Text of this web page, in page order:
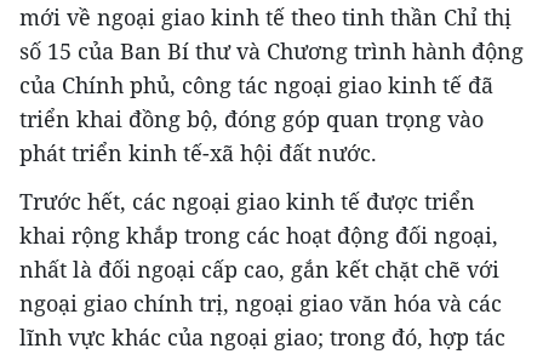
mới về ngoại giao kinh tế theo tinh thần Chỉ thị
số 15 của Ban Bí thư và Chương trình hành động
của Chính phủ, công tác ngoại giao kinh tế đã
triển khai đồng bộ, đóng góp quan trọng vào
phát triển kinh tế-xã hội đất nước.
Trước hết, các ngoại giao kinh tế được triển
khai rộng khắp trong các hoạt động đối ngoại,
nhất là đối ngoại cấp cao, gắn kết chặt chẽ với
ngoại giao chính trị, ngoại giao văn hóa và các
lĩnh vực khác của ngoại giao; trong đó, hợp tác